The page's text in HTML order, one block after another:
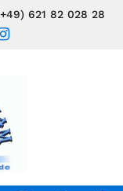
621 82 028 28